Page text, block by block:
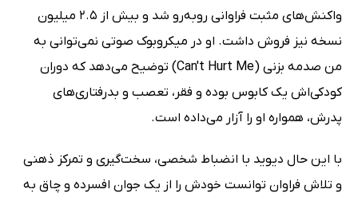
واکنش‌های مثبت فراوانی روبه‌رو شد و بیش از 2.5 میلیون
نسخه نیز فروش داشت. او در میکروبوک صوتی نمی‌توانی به
من صدمه بزنی (Can't Hurt Me) توضیح می‌دهد که دوران
کودکی‌اش یک کابوس بوده و فقر، تعصب و بدرفتاری‌های
پدرش، همواره او را آزار می‌داده است.
با این حال دیوید با انضباط شخصی، سخت‌گیری و تمرکز ذهنی
و تلاش فراوان توانست خودش را از یک جوان افسرده و چاق به